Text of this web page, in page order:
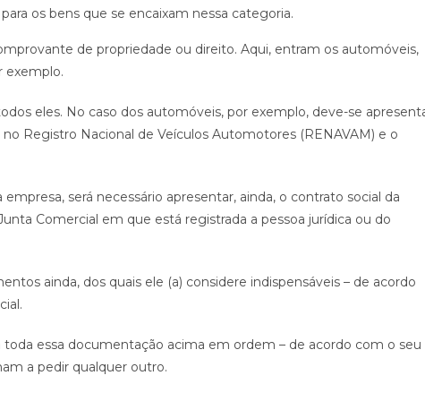
os bens que se encaixam nessa categoria.
de propriedade ou direito. Aqui, entram os automóveis,
exemplo.
eles. No caso dos automóveis, por exemplo, deve-se
Registro Nacional de Veículos Automotores (RENAVAM) e o
será necessário apresentar, ainda, o contrato social da
Comercial em que está registrada a pessoa jurídica ou do
ainda, dos quais ele (a) considere indispensáveis – de acordo
essa documentação acima em ordem – de acordo com o seu
a pedir qualquer outro.